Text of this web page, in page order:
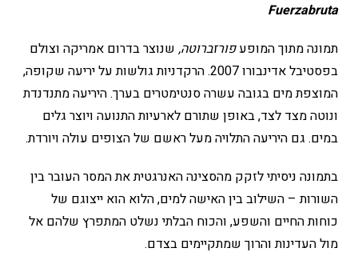
Fuerzabruta
תמונה מתוך המופעפורזברוטה, שנוצר בדרום אמריקה וצולם
בפסטיבל אדינבורו 2007. הרקדניות גולשות על יריעה שקופה,
המוצפת מים בגובה עשרה סנטימטרים בערך. היריעה מתנדנדת
ונוטה מצד לצד, באופן שתורם לארעיות התנועה ויוצר גלים
במים. גם היריעה התלויה מעל ראשם של הצופים עולה ויורדת.
בתמונה ניסיתי לזקק מהסצינה האנרגטית את המסר העובר בין
השורות – השילוב בין האישה למים, הלוא הוא ייצוגם של
כוחות החיים והשפע, והכוח הבלתי נשלט המתפרץ שלהם אל
מול העדינות והרוך שמתקיימים בצדם.